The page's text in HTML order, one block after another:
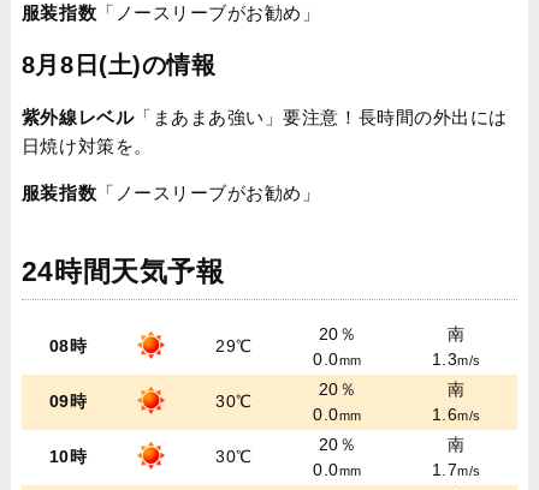
服装指数 「ノースリーブがお勧め」
8月8日(土)の情報
紫外線レベル「まあまあ強い」要注意！長時間の外出には
日焼け対策を。
服装指数 「ノースリーブがお勧め」
24時間天気予報
08時 29℃
20％
0.0mm
南
1.3m/s
09時 30℃
20％
0.0mm
南
1.6m/s
10時 30℃
20％
0.0mm
南
1.7m/s